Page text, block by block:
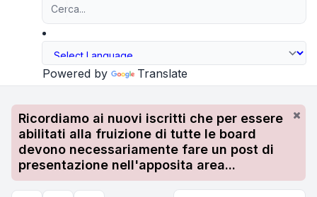
Powered by Translate
Ricordiamo ai nuovi iscritti che per essere
abilitati alla fruizione di tutte le board
devono necessariamente fare un post di
presentazione nell'apposita area...